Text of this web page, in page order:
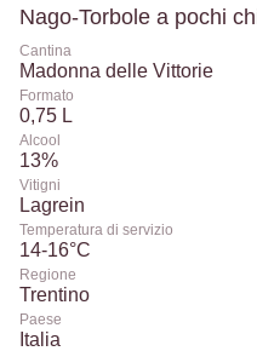
Nago-Torbole a pochi
Cantina
Madonna delle Vittorie
Formato
0,75 L
Alcool
13%
Vitigni
Lagrein
Temperatura di servizio
14-16°C
Regione
Trentino
Paese
Italia